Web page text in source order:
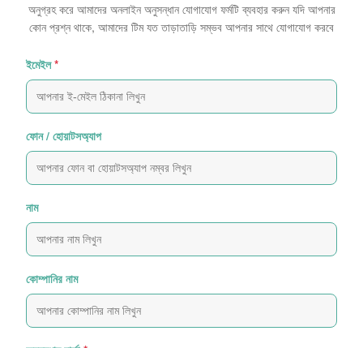
অনুগ্রহ করে আমাদের অনলাইন অনুসন্ধান যোগাযোগ ফর্মটি ব্যবহার করুন যদি আপনার
কোন প্রশ্ন থাকে, আমাদের টিম যত তাড়াতাড়ি সম্ভব আপনার সাথে যোগাযোগ করবে
ইমেইল *
ফোন / হোয়াটসঅ্যাপ
নাম
কোম্পানির নাম